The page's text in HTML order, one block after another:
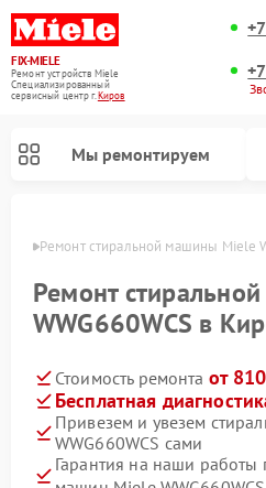
FIX-MIELE
Ремонт устройств Miele
Специализированный
cервисный центр г.Киров
Мы ремонтируем
Ремонт стиральной машины Miele
Ремонт
WWG660WCS в
Стоимость ремонта от
Бесплатная
Привезем и увезем
WWG660WCS сами
Гарантия на наши работы